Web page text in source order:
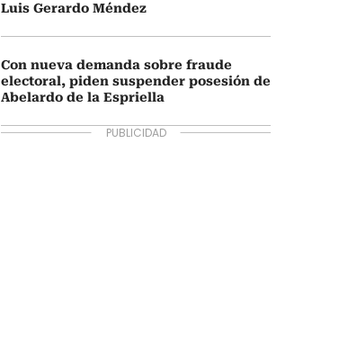
Luis Gerardo Méndez
Con nueva demanda sobre fraude
electoral, piden suspender posesión de
Abelardo de la Espriella